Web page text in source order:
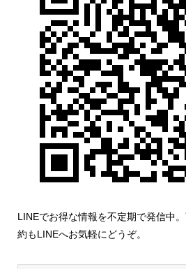
LINEでお得な情報を不定期で発信中
約もLINEへお気軽にどうぞ。